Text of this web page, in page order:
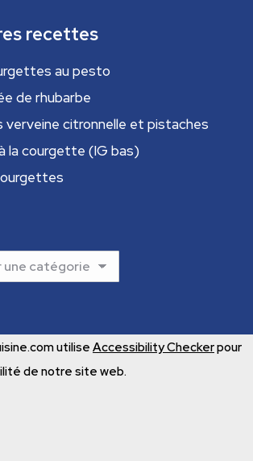
recettes
au pesto
de rhubarbe
verveine citronnelle et pistaches
la courgette (IG bas)
utiliseAccessibility Checkerpour
de notre site web.